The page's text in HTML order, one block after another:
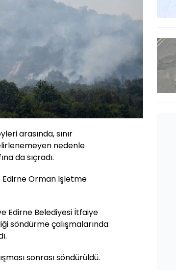
arasında, sınır
nedenle
da sıçradı.
Orman İşletme
Edirne Belediyesi İtfaiye
söndürme çalışmalarında
sonrası söndürüldü.